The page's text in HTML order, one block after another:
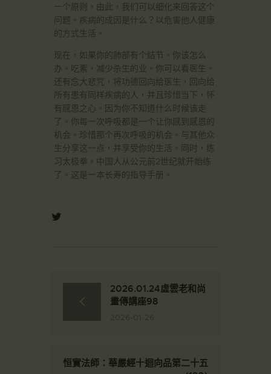
一个原则，由此，我们可以细化来回答这个
问题。疾病的成因是什么？以危害他人健康
的方式生活。
现在，如果你的肺部有个结节。你该怎么
办。吃素，减少杀生的业。你可以看医生。
还有念大悲咒，将功德回向给医生，回向给
所有患有同样疾病的人，并且珍惜当下，怀
有感恩之心。因为你不知道什么时候该走
了。你每一次呼吸都是一个让你感到感恩的
机会。珍惜那个再次呼吸的机会。与其他众
生分享这一点，并享受你的生活。同时，练
习太极拳。中国人从公元前2世纪就开始练
了。这是一本长寿的指导手册。
2026.01.24虛雲老和尚
畫傳講座98
恒實法師：華嚴經十迴向品第二十五